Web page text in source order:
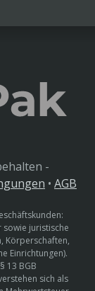
-
• AGB
sowie juristische
Körperschaften,
Einrichtungen).
13 BGB
sich als